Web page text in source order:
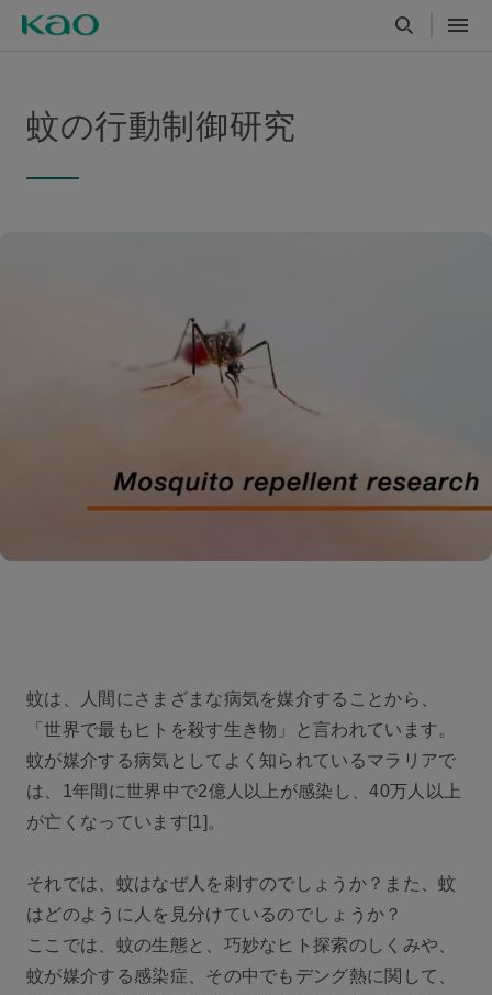
蚊の行動制御研究
蚊は、人間にさまざまな病気を媒介することから、
「世界で最もヒトを殺す生き物」と言われています。
蚊が媒介する病気としてよく知られているマラリアで
は、1年間に世界中で2億人以上が感染し、40万人以上
が亡くなっています[1]。
それでは、蚊はなぜ人を刺すのでしょうか？また、蚊
はどのように人を見分けているのでしょうか？
ここでは、蚊の生態と、巧妙なヒト探索のしくみや、
蚊が媒介する感染症、その中でもデング熱に関して、